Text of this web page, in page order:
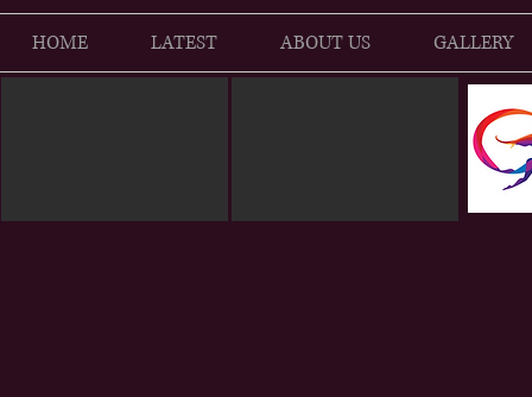
HOME LATEST ABOUT US GALLERY